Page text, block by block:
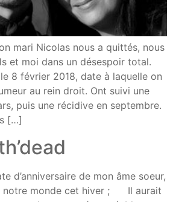
mari Nicolas nous a quittés, nous
et moi dans un désespoir total.
8 février 2018, date à laquelle on
au rein droit. Ont suivi une
puis une récidive en septembre.
[…]
d’anniversaire de mon âme soeur,
notre monde cet hiver ; Il aurait